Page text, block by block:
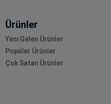
Ürünler
Yeni Gelen Ürünler
Popüler Ürünler
Çok Satan Ürünler